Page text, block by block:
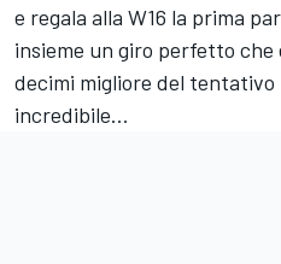
e regala alla W16 la prima
insieme un giro perfetto
decimi migliore del
incredibile...